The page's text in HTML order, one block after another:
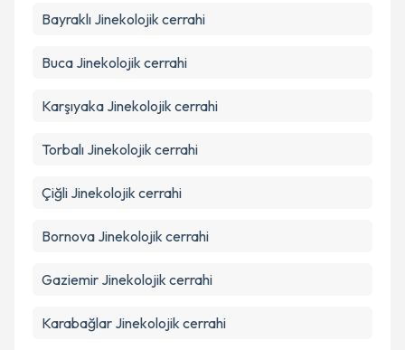
Bayraklı Jinekolojik cerrahi
Buca Jinekolojik cerrahi
Karşıyaka Jinekolojik cerrahi
Torbalı Jinekolojik cerrahi
Çiğli Jinekolojik cerrahi
Bornova Jinekolojik cerrahi
Gaziemir Jinekolojik cerrahi
Karabağlar Jinekolojik cerrahi